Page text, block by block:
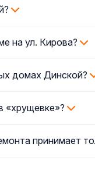
на ул. Кирова?
домах Динской?
«хрущевке»?
принимает